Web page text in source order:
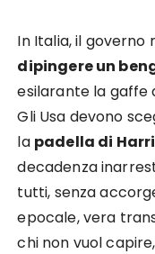
In Italia, il
dipingere un
esilarante la gaffe
Gli Usa devono
la padella di
decadenza
tutti, senza
epocale, vera
chi non vuol